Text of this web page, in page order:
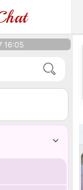
16:05